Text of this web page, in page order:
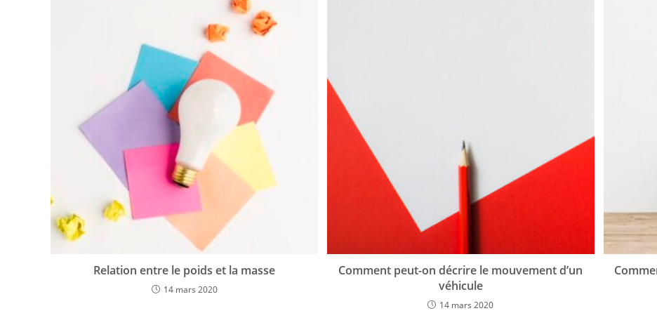
Relation entre le poids et la masse
14 mars 2020
Comment peut-on décrire le mouvement d’un
véhicule
14 mars 2020